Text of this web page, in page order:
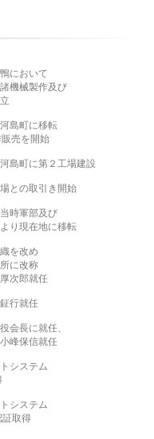
において
機械製作及び
島町に移転
売を開始
島町に第２工場建設
との取引き開始
時軍部及び
り現在地に移転
を改め
に改称
次郎就任
行就任
会長に就任、
峰保信就任
システム
システム
証取得